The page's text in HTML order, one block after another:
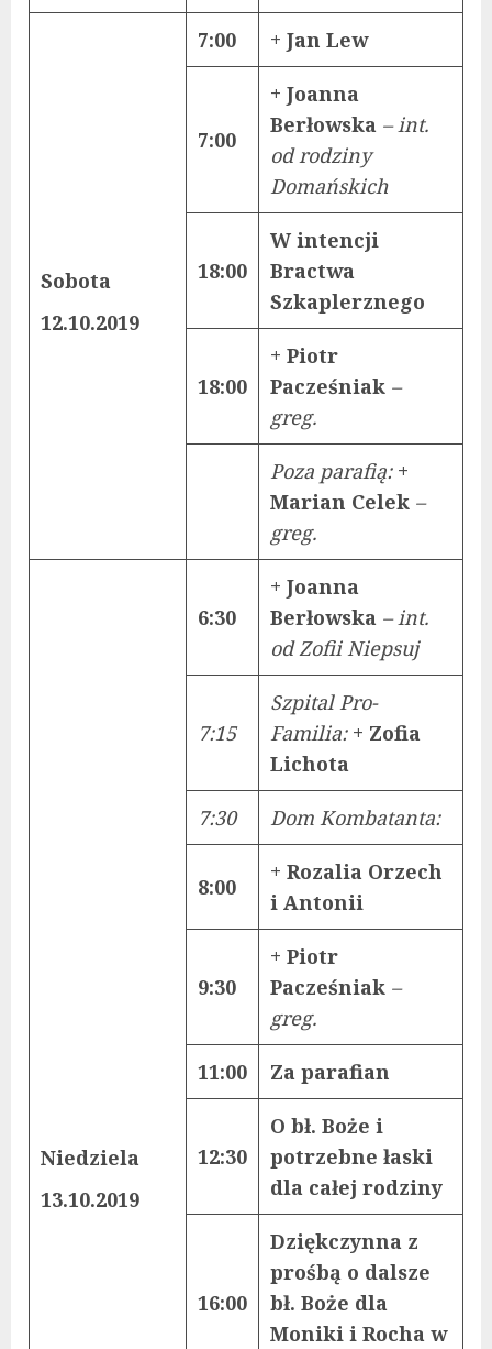
Sobota
12.10.2019
7:00 + Jan Lew
7:00
+ Joanna
Berłowska – int.
od rodziny
Domańskich
18:00
W intencji
Bractwa
Szkaplerznego
18:00
+ Piotr
Pacześniak –
greg.
Poza parafią:+
Marian Celek –
greg.
Niedziela
13.10.2019
6:30
+ Joanna
Berłowska – int.
od Zofii Niepsuj
7:15
Szpital Pro-
Familia: + Zofia
Lichota
7:30 Dom Kombatanta:
8:00
+ Rozalia Orzech
i Antonii
9:30
+ Piotr
Pacześniak –
greg.
11:00 Za parafian
12:30
O bł. Boże i
potrzebne łaski
dla całej rodziny
16:00
Dziękczynna z
prośbą o dalsze
bł. Boże dla
Moniki i Rocha w